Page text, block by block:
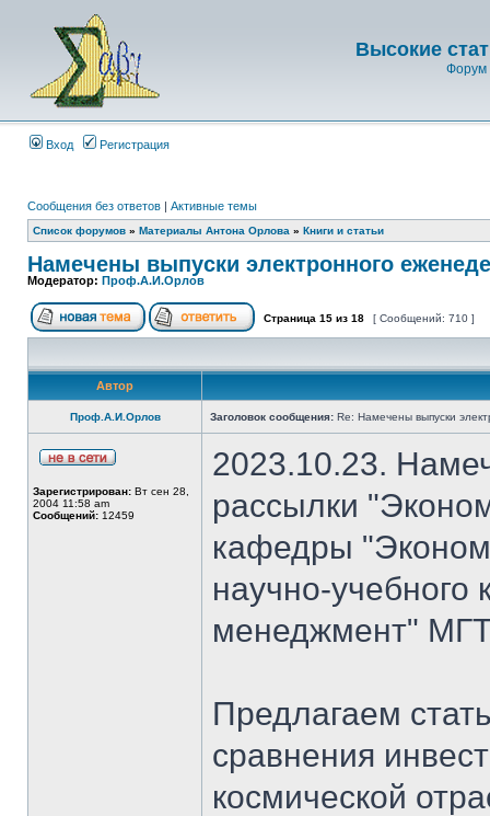
Высокие
Форум
Вход Регистрация
Сообщения без ответов | Активные темы
Список форумов » Материалы Антона Орлова » Книги и статьи
Намечены выпуски электронного
Модератор: Проф.А.И.Орлов
Страница 15 из 18 [ Сообщений: 710 ]
Автор
Проф.А.И.Орлов Заголовок сообщения: Re: Намечены выпуски
Зарегистрирован: Вт сен 28,
2004 11:58 am
Сообщений: 12459
2023.10.23.
рассылки
кафедры
научно-
менеджмент"
Предлагаем
сравнения
космической